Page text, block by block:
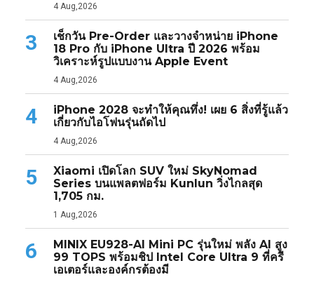
4 Aug,2026
3
เช็กวัน Pre-Order และวางจำหน่าย iPhone
18 Pro กับ iPhone Ultra ปี 2026 พร้อม
วิเคราะห์รูปแบบงาน Apple Event
4 Aug,2026
4
iPhone 2028 จะทำให้คุณทึ่ง! เผย 6 สิ่งที่รู้แล้ว
เกี่ยวกับไอโฟนรุ่นถัดไป
4 Aug,2026
5
Xiaomi เปิดโลก SUV ใหม่ SkyNomad
Series บนแพลตฟอร์ม Kunlun วิ่งไกลสุด
1,705 กม.
1 Aug,2026
6
MINIX EU928-AI Mini PC รุ่นใหม่ พลัง AI สูง
99 TOPS พร้อมชิป Intel Core Ultra 9 ที่ครี
เอเตอร์และองค์กรต้องมี